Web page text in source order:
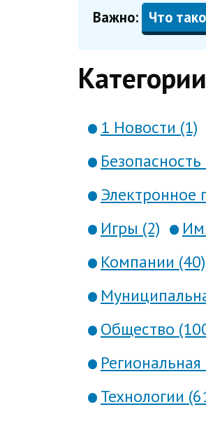
Важно: Что
Категории
1 Новости (1)
Безопасность
Электронное
Игры (2)
Компании (40)
Общество
Технологии